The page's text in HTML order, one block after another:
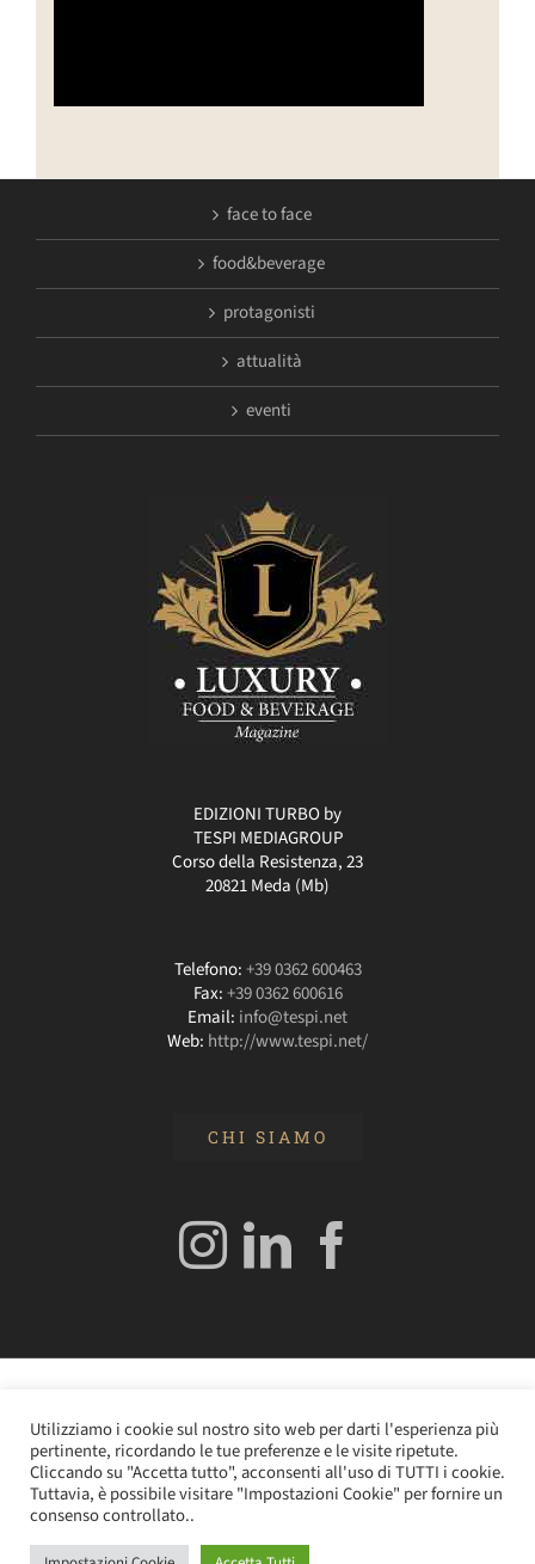
face to face
food&beverage
protagonisti
attualità
eventi
EDIZIONI TURBO by
TESPI MEDIAGROUP
Corso della Resistenza, 23
20821 Meda (Mb)
Telefono:+39 0362 600463
Fax:+39 0362 600616
Email: info@tespi.net
Web: http://www.tespi.net/
CHI SIAMO
Angelo Frigerio -Cookie Policy–Privacy Policy- P.IVA
0362610964
Utilizziamo i cookie sul nostro sito web per darti l'esperienza più
pertinente, ricordando le tue preferenze e le visite ripetute.
Cliccando su "Accetta tutto", acconsenti all'uso di TUTTI i cookie.
Tuttavia, è possibile visitare "Impostazioni Cookie" per fornire un
consenso controllato..